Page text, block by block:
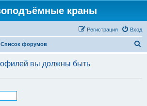
краны
Вход
Регистрация
Список форумов
с
вы должны быть